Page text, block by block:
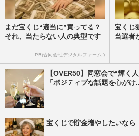
まだ宝くじ“適当に”買ってる？
それ、当たらない人の典型です
PR(合同会社デジタルファーム )
宝くじ
当選者
【OVER50】同窓会で“輝く
「ポジティブな話題を心がけ
宝くじで貯金増やしたいなら